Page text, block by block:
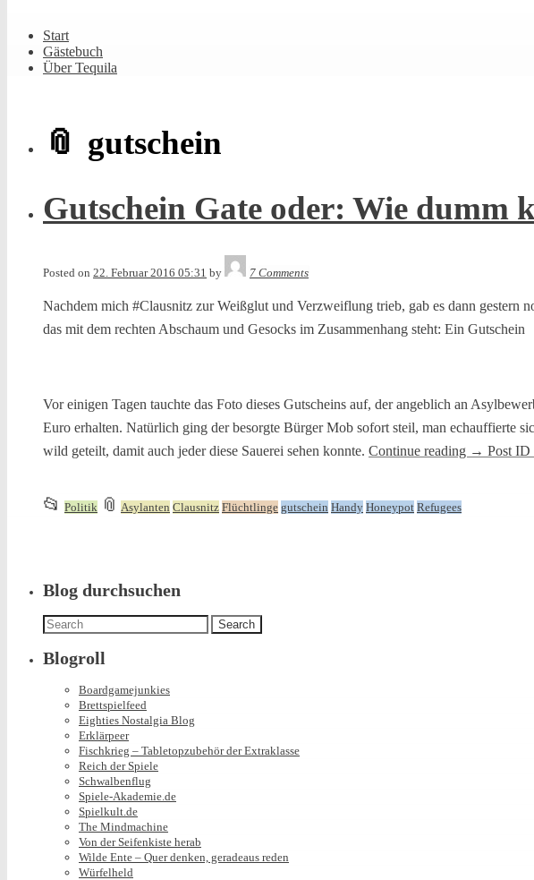
Navigation
Start
Gästebuch
Über Tequila
gutschein
Gutschein Gate oder: Wie dumm
Posted on 22. Februar 2016 05:31 by
7 Comments
Nachdem mich #Clausnitz zur Weißglut und Verzweiflung trieb, gab es dann gestern
das mit dem rechten Abschaum und Gesocks im Zusammenhang steht: Ein Gutschein
Vor einigen Tagen tauchte das Foto dieses Gutscheins auf, der angeblich an
Euro erhalten. Natürlich ging der besorgte Bürger Mob sofort steil, man echauffierte
wild geteilt, damit auch jeder diese Sauerei sehen konnte. Continue reading → Post ID
📂 This
in
Politik 📎 and
Asylanten Clausnitz Flüchtlinge gutschein Handy Honeypot Refugees
Blog durchsuchen
Search
for:
Blogroll
Boardgamejunkies
Brettspielfeed
Eighties Nostalgia Blog
Erklärpeer
Fischkrieg – Tabletopzubehör der Extraklasse
Reich der Spiele
Schwalbenflug
Spiele-Akademie.de
Spielkult.de
The Mindmachine
Von der Seifenkiste herab
Wilde Ente – Quer denken, geradeaus reden
Würfelheld